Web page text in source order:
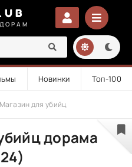
Новинки Топ-100
для убийц
дорама